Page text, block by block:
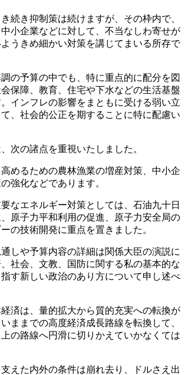
続き抑制策は続けますが、その枠内で、
小企業などに対して、不当なしわ寄せが
うきめ細かい対策を講じてまいる所存で
の予算の中でも、特に重点的に配分を図
保障、教育、住宅や下水などの生活基盤
インフレの影響をまともに受ける弱い立
、社会的公正を期することに特に配慮い
次の諸点を重視いたしました。
めるための農林漁業の増産対策、中小企
強化などであります。
なエネルギー対策としては、石油九十日
原子力平和利用の促進、原子力安全局の
の技術開発に重点を置きました。
しや予算内容の詳細は関係大臣の演説に
社会、文教、国防に関する私の基本的な
す新しい政治のあり方について申し述べ
済は、量的拡大から質的充実への転換が
ままでの高度経済成長路線を転換して、
の路線へ円滑に切りかえていかなくては
えた内外の条件は崩れ去り、ドルさえ出